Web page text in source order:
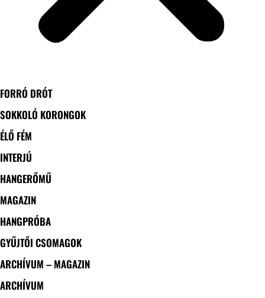
FORRÓ DRÓT
SOKKOLÓ KORONGOK
ÉLŐ FÉM
INTERJÚ
HANGERŐMŰ
MAGAZIN
HANGPRÓBA
GYŰJTŐI CSOMAGOK
ARCHÍVUM – MAGAZIN
ARCHÍVUM